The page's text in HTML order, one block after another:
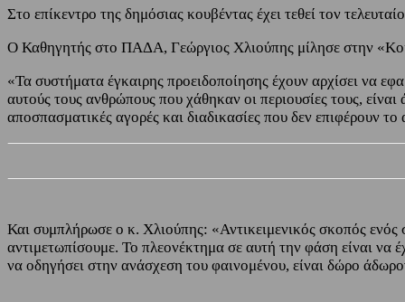
Στο επίκεντρο της δημόσιας κουβέντας έχει τεθεί τον
Ο Καθηγητής στο ΠΑΔΑ, Γεώργιος Χλιούπης μίλησε στην
«Τα συστήματα έγκαιρης προειδοποίησης έχουν αρχίσει να
αυτούς τους ανθρώπους που χάθηκαν οι περιουσίες τους,
αποσπασματικές αγορές και διαδικασίες που δεν επιφέρουν
Και συμπλήρωσε ο κ. Χλιούπης: «Αντικειμενικός σκοπός ενός
αντιμετωπίσουμε. Το πλεονέκτημα σε αυτή την φάση είναι να
να οδηγήσει στην ανάσχεση του φαινομένου, είναι δώρο